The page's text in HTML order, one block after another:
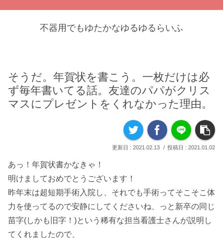
不器用でもゆたかなゆるゆるらいふ
そうだ。年賀状を書こう。一枚だけは必
ず毎年書いてる話。友達のパパがクリス
マスにプレゼントをくれなかった理由。
2021.02.13 2021.01.02
あっ！年賀状書かなきゃ！
明けましておめでとうございます！
昨年末は超短期手術入院し、それでも手術ってそこそこ体
力を使ってるので安静にしてくださいね、っと新卒の同じ
苗字(しかも旧字！)という稀有な担当看護士さんが説明し
てくれましたので、